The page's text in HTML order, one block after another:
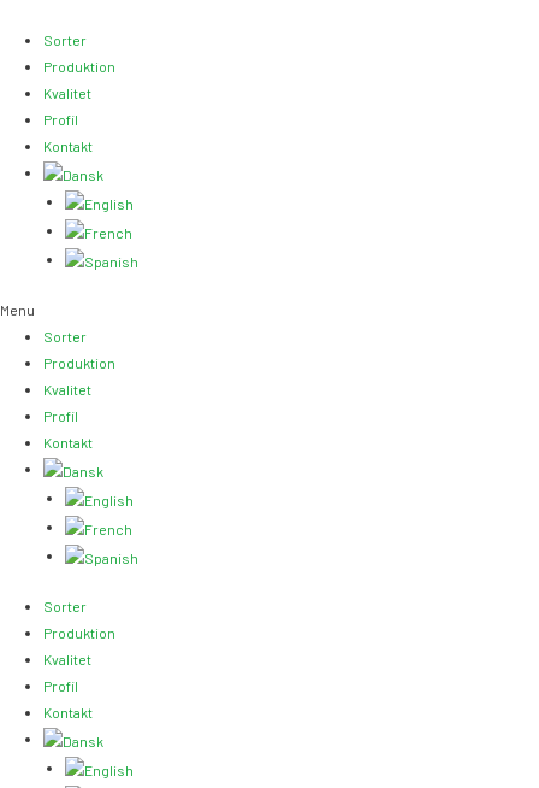
indholdet
Sorter
Produktion
Kvalitet
Profil
Kontakt
Menu
Sorter
Produktion
Kvalitet
Profil
Kontakt
Sorter
Produktion
Kvalitet
Profil
Kontakt